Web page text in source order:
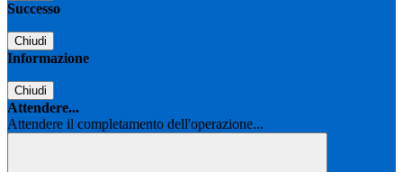
Successo
Chiudi
Informazione
Chiudi
Attendere...
Attendere il completamento dell'operazione...